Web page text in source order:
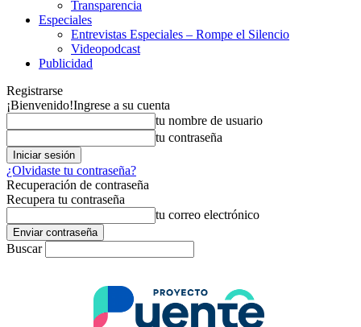
Transparencia
Especiales
Entrevistas Especiales – Rompe el Silencio
Videopodcast
Publicidad
Registrarse
¡Bienvenido!Ingrese a su cuenta
tu nombre de usuario
tu contraseña
¿Olvidaste tu contraseña?
Recuperación de contraseña
Recupera tu contraseña
tu correo electrónico
Buscar